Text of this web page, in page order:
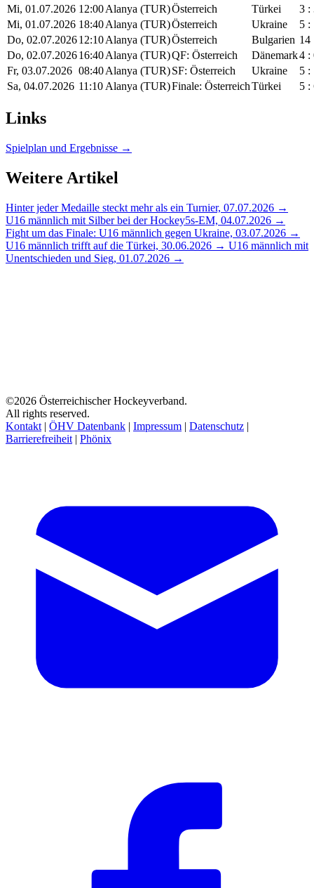
Mi, 01.07.2026 12:00Alanya (TUR)Österreich Türkei
3 :
Mi, 01.07.2026 18:40Alanya (TUR)Österreich Ukraine
5 :
Do, 02.07.202612:10Alanya (TUR)Österreich Bulgarien 14
Do, 02.07.202616:40Alanya (TUR)QF: Österreich Dänemark4 :
Fr, 03.07.2026 08:40Alanya (TUR)SF: Österreich Ukraine
5 :
Sa, 04.07.2026 11:10 Alanya (TUR)Finale: ÖsterreichTürkei 5 :
Links
Spielplan und Ergebnisse →
Weitere Artikel
Hinter jeder Medaille steckt mehr als ein Turnier, 07.07.2026 →
U16 männlich mit Silber bei der Hockey5s-EM, 04.07.2026 →
Fight um das Finale: U16 männlich gegen Ukraine, 03.07.2026 →
U16 männlich trifft auf die Türkei, 30.06.2026 → U16 männlich mit
Unentschieden und Sieg, 01.07.2026 →
©2026 Österreichischer Hockeyverband.
All rights reserved.
Kontakt | ÖHV Datenbank | Impressum | Datenschutz |
Barrierefreiheit | Phönix